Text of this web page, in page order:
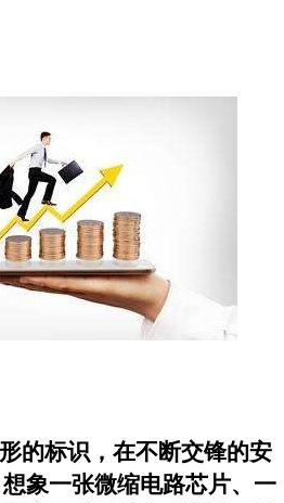
的标识，在不断交锋的安
象一张微缩电路芯片、一